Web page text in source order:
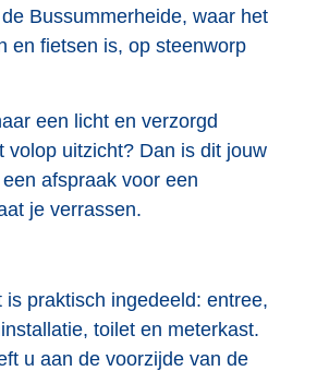
Bussummerheide, waar het
en fietsen is, op steenworp
een licht en verzorgd
volop uitzicht? Dan is dit jouw
afspraak voor een
je verrassen.
is praktisch ingedeeld: entree,
toilet en meterkast.
u aan de voorzijde van de